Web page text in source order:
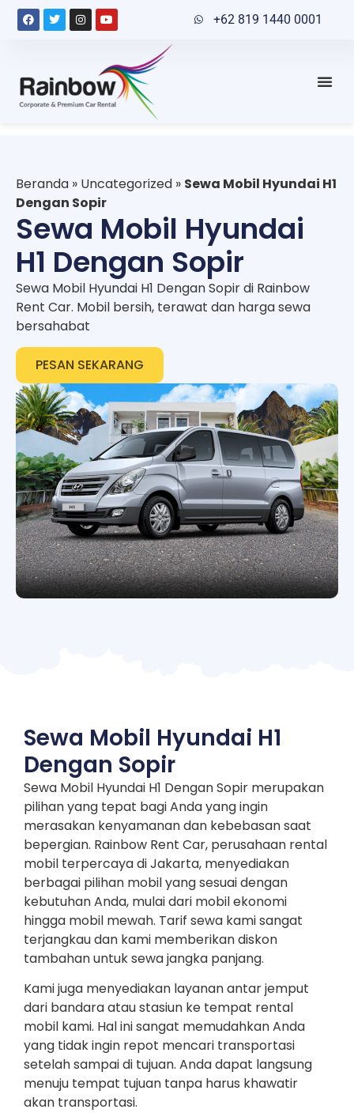
+62 819 1440 0001
Beranda » Uncategorized » Sewa Mobil Hyundai H1
Dengan Sopir
Sewa Mobil Hyundai
H1 Dengan Sopir
Sewa Mobil Hyundai H1 Dengan Sopir di Rainbow
Rent Car. Mobil bersih, terawat dan harga sewa
bersahabat
PESAN SEKARANG
Sewa Mobil Hyundai H1
Dengan Sopir
Sewa Mobil Hyundai H1 Dengan Sopir merupakan
pilihan yang tepat bagi Anda yang ingin
merasakan kenyamanan dan kebebasan saat
bepergian. Rainbow Rent Car, perusahaan rental
mobil terpercaya di Jakarta, menyediakan
berbagai pilihan mobil yang sesuai dengan
kebutuhan Anda, mulai dari mobil ekonomi
hingga mobil mewah. Tarif sewa kami sangat
terjangkau dan kami memberikan diskon
tambahan untuk sewa jangka panjang.
Kami juga menyediakan layanan antar jemput
dari bandara atau stasiun ke tempat rental
mobil kami. Hal ini sangat memudahkan Anda
yang tidak ingin repot mencari transportasi
setelah sampai di tujuan. Anda dapat langsung
menuju tempat tujuan tanpa harus khawatir
akan transportasi.